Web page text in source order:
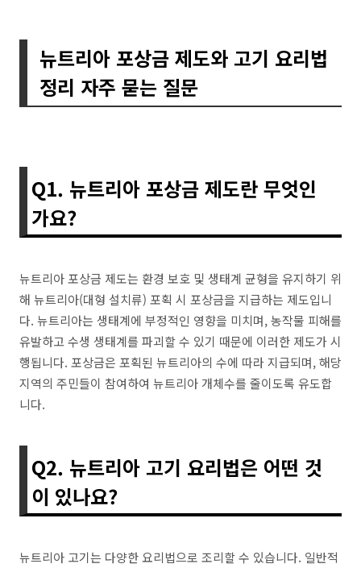
뉴트리아 포상금 제도와 고기 요리법
정리 자주 묻는 질문
Q1. 뉴트리아 포상금 제도란 무엇인
가요?
뉴트리아 포상금 제도는 환경 보호 및 생태계 균형을 유지하기 위
해 뉴트리아(대형 설치류) 포획 시 포상금을 지급하는 제도입니
다. 뉴트리아는 생태계에 부정적인 영향을 미치며, 농작물 피해를
유발하고 수생 생태계를 파괴할 수 있기 때문에 이러한 제도가 시
행됩니다. 포상금은 포획된 뉴트리아의 수에 따라 지급되며, 해당
지역의 주민들이 참여하여 뉴트리아 개체수를 줄이도록 유도합
니다.
Q2. 뉴트리아 고기 요리법은 어떤 것
이 있나요?
뉴트리아 고기는 다양한 요리법으로 조리할 수 있습니다. 일반적